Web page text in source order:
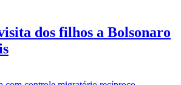
dos filhos a Bolsonaro